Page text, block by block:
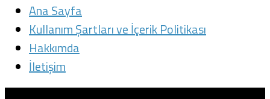
Ana Sayfa
Kullanım Şartları ve İçerik Politikası
Hakkımda
İletişim